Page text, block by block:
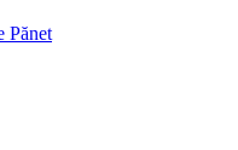
Pănet